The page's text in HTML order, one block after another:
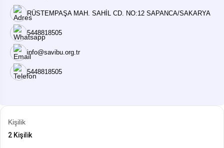
RÜSTEMPAŞA MAH. SAHİL CD. NO:12 SAPANCA/SAKARYA
5448818505
info@savibu.org.tr
5448818505
Kişilik
2 Kişilik